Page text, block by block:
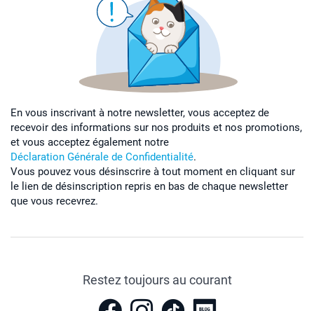
En vous inscrivant à notre newsletter, vous acceptez de
recevoir des informations sur nos produits et nos promotions,
et vous acceptez également notre
Déclaration Générale de Confidentialité.
Vous pouvez vous désinscrire à tout moment en cliquant sur
le lien de désinscription repris en bas de chaque newsletter
que vous recevrez.
Restez toujours au courant